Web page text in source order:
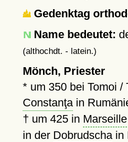
Gedenktag
Name bedeutet:
(althochdt. - latein.)
Mönch, Priester
* um 350bei Tomoi /
Constanţain
† um 425in Marseille
in der Dobrudschain